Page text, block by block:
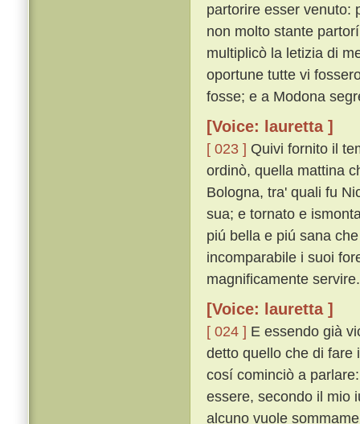
partorire esser venuto:
non molto stante
multiplicò la letizia di
oportune tutte vi
fosse; e a Modona
[Voice: lauretta ]
[ 023 ] Quivi fornito il
ordinò, quella mattina
Bologna, tra' quali fu
sua; e tornato e
piú bella e piú sana
incomparabile i suoi
magnificamente servire.
[Voice: lauretta ]
[ 024 ] E essendo già
detto quello che di fare
cosí cominciò a
essere, secondo il mio
alcuno vuole